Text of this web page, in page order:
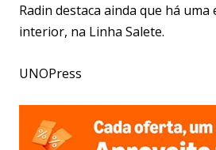
Radin destaca ainda que há
interior, na Linha Salete.
UNOPress